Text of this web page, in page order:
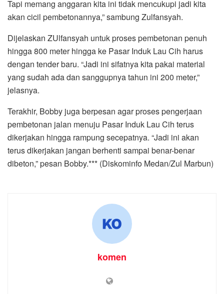
Tapi memang anggaran kita ini tidak mencukupi jadi kita
akan cicil pembetonannya,” sambung Zulfansyah.
Dijelaskan ZUlfansyah untuk proses pembetonan penuh
hingga 800 meter hingga ke Pasar Induk Lau Cih harus
dengan tender baru. “Jadi ini sifatnya kita pakai material
yang sudah ada dan sanggupnya tahun ini 200 meter,”
jelasnya.
Terakhir, Bobby juga berpesan agar proses pengerjaan
pembetonan jalan menuju Pasar Induk Lau Cih terus
dikerjakan hingga rampung secepatnya. “Jadi ini akan
terus dikerjakan jangan berhenti sampai benar-benar
dibeton,” pesan Bobby.*** (Diskominfo Medan/Zul Marbun)
komen